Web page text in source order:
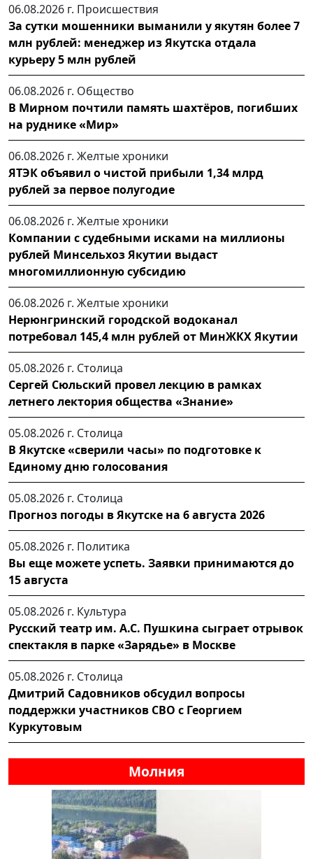
06.08.2026 г. Происшествия
За сутки мошенники выманили у якутян более 7
млн рублей: менеджер из Якутска отдала
курьеру 5 млн рублей
06.08.2026 г. Общество
В Мирном почтили память шахтёров, погибших
на руднике «Мир»
06.08.2026 г. Желтые хроники
ЯТЭК объявил о чистой прибыли 1,34 млрд
рублей за первое полугодие
06.08.2026 г. Желтые хроники
Компании с судебными исками на миллионы
рублей Минсельхоз Якутии выдаст
многомиллионную субсидию
06.08.2026 г. Желтые хроники
Нерюнгринский городской водоканал
потребовал 145,4 млн рублей от МинЖКХ Якутии
05.08.2026 г. Столица
Сергей Сюльский провел лекцию в рамках
летнего лектория общества «Знание»
05.08.2026 г. Столица
В Якутске «сверили часы» по подготовке к
Единому дню голосования
05.08.2026 г. Столица
Прогноз погоды в Якутске на 6 августа 2026
05.08.2026 г. Политика
Вы еще можете успеть. Заявки принимаются до
15 августа
05.08.2026 г. Культура
Русский театр им. А.С. Пушкина сыграет отрывок
спектакля в парке «Зарядье» в Москве
05.08.2026 г. Столица
Дмитрий Садовников обсудил вопросы
поддержки участников СВО с Георгием
Куркутовым
Молния